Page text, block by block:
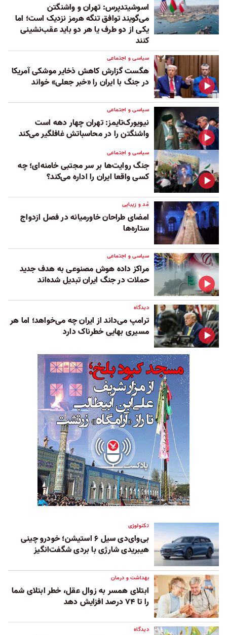
اسوشیتدپرس: تهران و واشنگتن
می‌گویند توافق تنگه هرمز نزدیک است؛ اما
یکی از دو طرف یا هر دو باید عقب‌نشینی
کنند
سیاسی و اجتماعی
هگست گزارش کاهش ذخایر موشکی آمریکا
در جنگ با ایران را «خبر جعلی» خواند
سیاسی و اجتماعی
نیویورک‌تایمز: تهران چهار دهه است
واشنگتن را در محاسباتش غافلگیر می‌کند
سیاسی و اجتماعی
جنگ روایت‌ها بر سر مجتبی خامنه‌ای؛ چه
کسی واقعا ایران را اداره می‌کند؟
مُد و زیبایی
امضای طراحان خاورمیانه در فصل ازدواج
ستاره‌ها
سیاسی و اجتماعی
مراکز داده هوش مصنوعی به هدف جدید
حملات در جنگ ایران تبدیل شده‌اند
دیدگاه
ترامپ می‌داند از ایران چه می‌خواهد؛ اما هر
مسیری بهایی خطرناک دارد
تکنولوژی
بی‌وای‌دی سیل ۶ استیشن؛ خودرو چینی
هیبریدی شارژی با بردی شگفت‌انگیز
بهداشت و درمان
ابتلای همسر به زوال عقل، خطر ابتلای شما
را تا ۷۴ درصد افزایش دهد
دیدگاه